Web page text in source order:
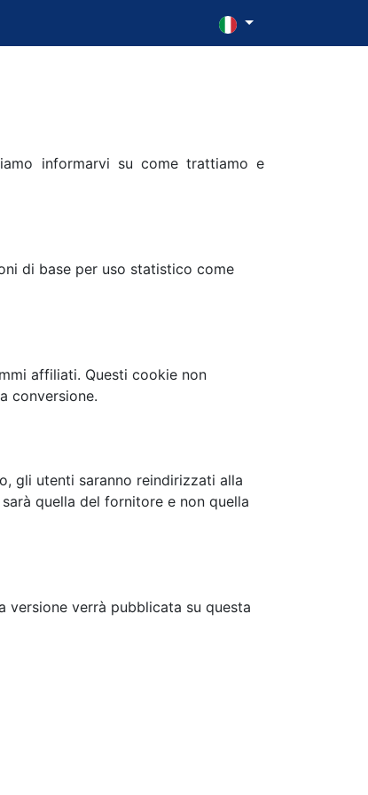
informarvi su come trattiamo e
di base per uso statistico come
affiliati. Questi cookie non
conversione.
gli utenti saranno reindirizzati alla
quella del fornitore e non quella
versione verrà pubblicata su questa